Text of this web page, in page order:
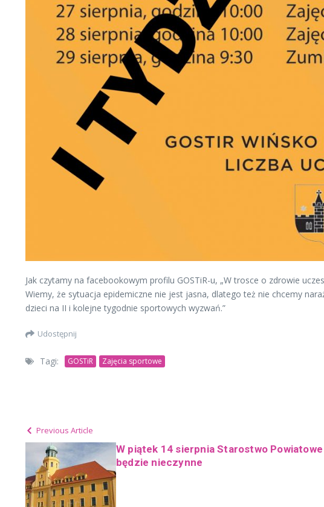
Jak czytamy na facebookowym profilu GOSTiR-u, „W trosce o zdrowie
Wiemy, że sytuacja epidemiczne nie jest jasna, dlatego też nie chcemy
dzieci na II i kolejne tygodnie sportowych wyzwań.”
Udostępnij
Tagi: GOSTiR Zajęcia sportowe
Previous Article
W piątek 14 sierpnia Starostwo Powiatowe
będzie nieczynne